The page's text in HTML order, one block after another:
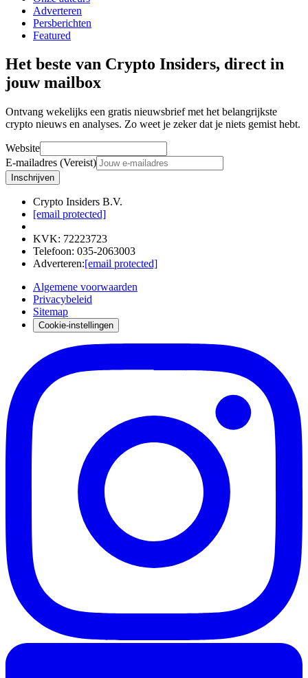
Adverteren
Persberichten
Featured
Het beste van Crypto Insiders, direct in
jouw mailbox
Ontvang wekelijks een gratis nieuwsbrief met het belangrijkste
crypto nieuws en analyses. Zo weet je zeker dat je niets gemist hebt.
Website
E-mailadres (Vereist)
Inschrijven
Crypto Insiders B.V.
[email protected]
KVK: 72223723
Telefoon: 035-2063003
Adverteren:[email protected]
Algemene voorwaarden
Privacybeleid
Sitemap
Cookie-instellingen